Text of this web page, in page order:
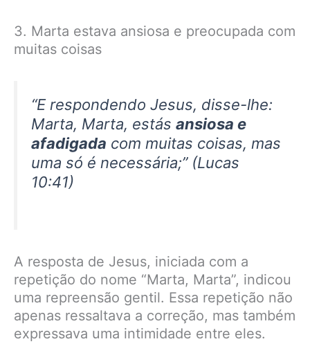
3. Marta estava ansiosa e preocupada com
muitas coisas
“E respondendo Jesus, disse-lhe:
Marta, Marta, estás ansiosa e
afadigada com muitas coisas, mas
uma só é necessária;” (Lucas
10:41)
A resposta de Jesus, iniciada com a
repetição do nome “Marta, Marta”, indicou
uma repreensão gentil. Essa repetição não
apenas ressaltava a correção, mas também
expressava uma intimidade entre eles.